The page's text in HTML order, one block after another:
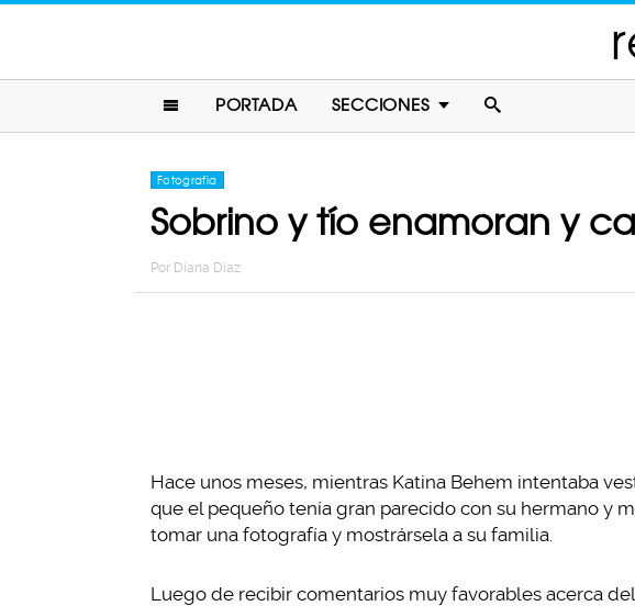
PORTADA SECCIONES
Fotografia
Sobrino y tío enamoran y
Por Diana Diaz
Hace unos meses, mientras Katina Behem intentaba
que el pequeño tenía gran parecido con su hermano y
tomar una fotografía y mostrársela a su familia.
Luego de recibir comentarios muy favorables acerca